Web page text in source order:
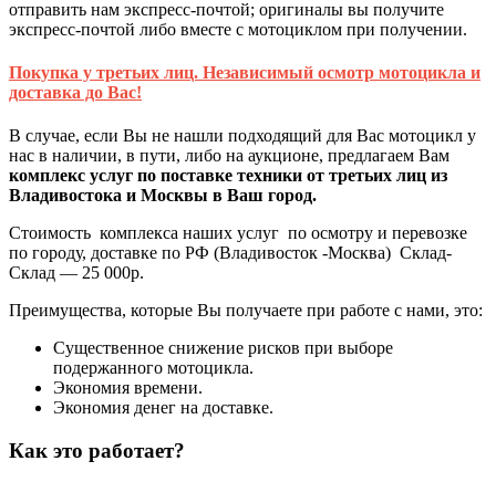
отправить нам экспресс-почтой; оригиналы вы получите
экспресс-почтой либо вместе с мотоциклом при получении.
Покупка у третьих лиц. Независимый осмотр мотоцикла и
доставка до Вас!
В случае, если Вы не нашли подходящий для Вас мотоцикл у
нас в наличии, в пути, либо на аукционе, предлагаем Вам
комплекс услуг по поставке техники от третьих лиц из
Владивостока и Москвы в Ваш город.
Стоимость комплекса наших услуг по осмотру и перевозке
по городу, доставке по РФ (Владивосток -Москва) Склад-
Склад — 25 000р.
Преимущества, которые Вы получаете при работе с нами, это:
Существенное снижение рисков при выборе
подержанного мотоцикла.
Экономия времени.
Экономия денег на доставке.
Как это работает?